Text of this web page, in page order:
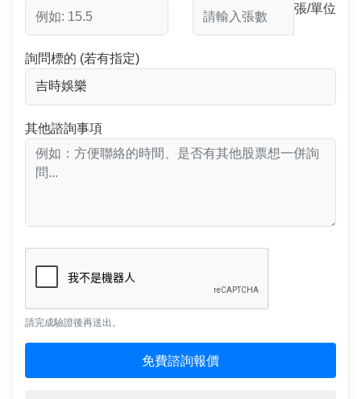
張/單位
詢問標的 (若有指定)
其他諮詢事項
請完成驗證後再送出。
免費諮詢報價